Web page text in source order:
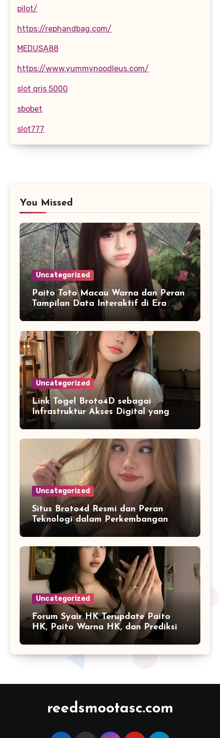
pilot/
https://rephandbag.com/
MEDUSA88
https://www.yummynoodleus.com/
slot qris 5000
sbobet
slot777
You Missed
Uncategorized
Paito Toto Macau Warna dan Peran
Tampilan Data Interaktif di Era
Informasi Digital Modern
Uncategorized
Link Togel Broto4D sebagai
Infrastruktur Akses Digital yang
Lebih Stabil dan Cepat
Uncategorized
Situs Broto4d Resmi dan Peran
Teknologi dalam Perkembangan
Platform Online
Uncategorized
Forum Syair HK Terupdate Paito
HK, Paito Warna HK, dan Prediksi
Harian
reedsmootasc.com